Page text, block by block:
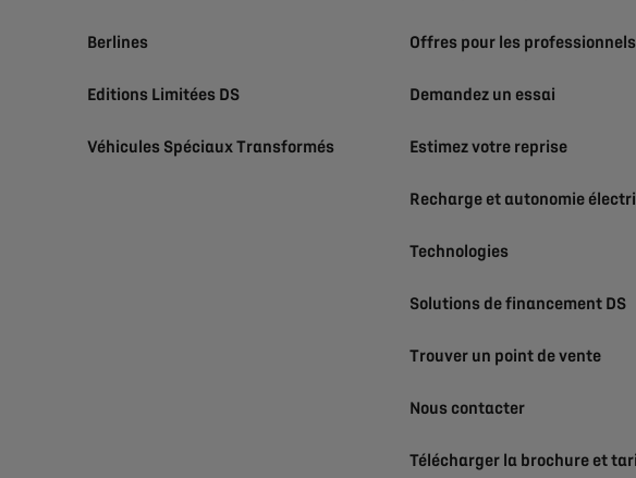
Berlines
Editions Limitées DS
Véhicules Spéciaux Transformés
Offres pour les professionnels
Demandez un essai
Estimez votre reprise
Recharge et autonomie
Technologies
Solutions de financement DS
Trouver un point de vente
Nous contacter
Télécharger la brochure et